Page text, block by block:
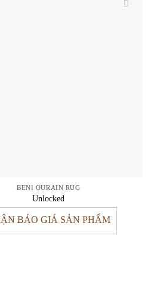
BENI OURAIN RUG
Unlocked
BÁO GIÁ SẢN PHẨM